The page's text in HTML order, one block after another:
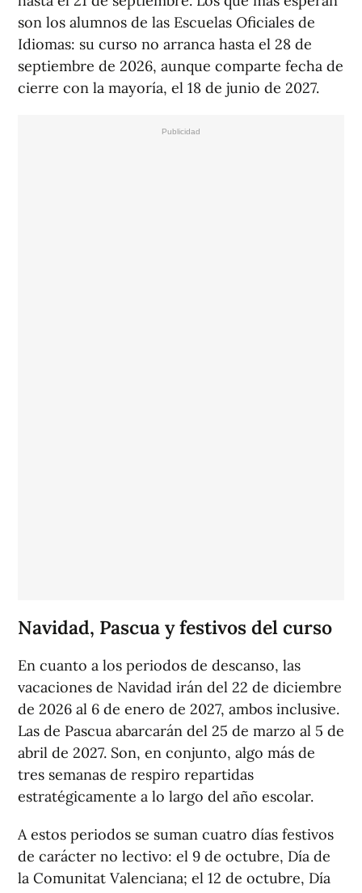
son los alumnos de las Escuelas Oficiales de
Idiomas: su curso no arranca hasta el 28 de
septiembre de 2026, aunque comparte fecha de
cierre con la mayoría, el 18 de junio de 2027.
Navidad, Pascua y festivos del curso
En cuanto a los periodos de descanso, las
vacaciones de Navidad irán del 22 de diciembre
de 2026 al 6 de enero de 2027, ambos inclusive.
Las de Pascua abarcarán del 25 de marzo al 5 de
abril de 2027. Son, en conjunto, algo más de
tres semanas de respiro repartidas
estratégicamente a lo largo del año escolar.
A estos periodos se suman cuatro días festivos
de carácter no lectivo: el 9 de octubre, Día de
la Comunitat Valenciana; el 12 de octubre, Día